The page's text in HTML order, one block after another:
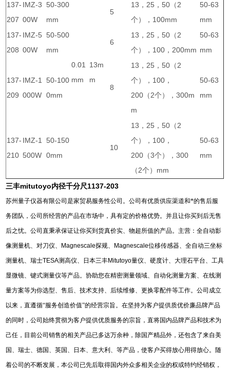
0.01
mm
13m
m
137-
207
IMZ-3
00W
50-300
mm
5
13，25，50（2
个），100mm
50-63
mm
137-
208
IMZ-5
00W
50-500
mm
6
13，25，50（2
个），100，200mm
50-63
mm
137-
209
IMZ-1
000W
50-100
0mm
8
13，25，50（2
个），100，
200（2个），300m
m
50-63
mm
137-
210
IMZ-1
500W
50-150
0mm
10
13，25，50（2
个），100，
200（3个），300
（2个）mm
50-63
mm
三丰mitutoyo内径千分尺1137-203
苏州量子仪器有限公司是家贸易服务性公司。公司有优质供应渠道和*的售后服
务团队，公司所经营的产品在市场中，具有定的价格优势。并且让你买到后无售
后之忧。公司直秉承保证让你买到货真价实、物超所值的产品。主营：全自动影
像测量机、对刀仪、 Magnescale探规、 Magnescale位移传感器、全自动三坐标
测量机、瑞士TESA测高仪、日本三丰Mitutoyo量仪、硬度计、大理石平台、工具
显微镜、键式测量仪等产品。协助您在精密测量领域、自动化测量方案、在线测
量方案等为你选型、售后、技术支持、后续维修、更换零配件等工作。公司成立
以来，直遵循“服务创造价值”的经营宗旨。在坚持为客户提供质优价廉品牌产品
的同时，公司始终贯彻为客户提供优质服务的宗旨，直将国内品牌产品和技术为
己任，目前公司销售的相关产品已多达万余种，除国产精品外，还包含了来自美
国、瑞士、德国、英国、日本、意大利、等产品，使客户买得放心用得放心。随
着公司的不断发展，本公司已先后取得国内外众多相关企业的权或特约经销权，